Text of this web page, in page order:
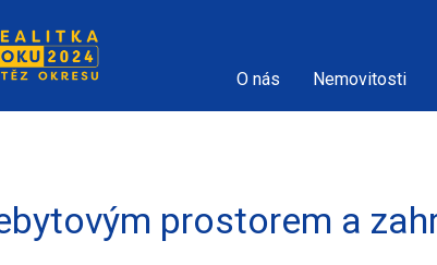
O nás Nemovitosti
prostorem a